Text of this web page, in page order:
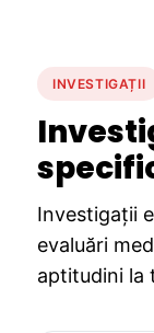
INVESTIGAȚII
Investigații
evaluări
aptitudini la